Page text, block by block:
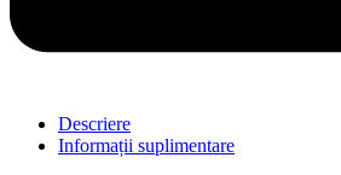
Descriere
Informații suplimentare